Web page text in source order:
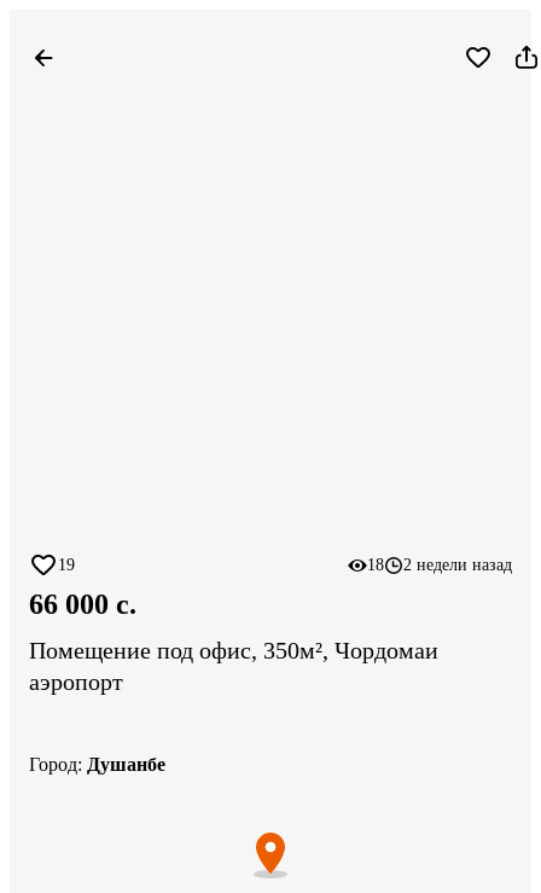
19 18 2 недели назад
66 000 c.
Помещение под офис, 350м², Чордомаи
аэропорт
Город: Душанбе